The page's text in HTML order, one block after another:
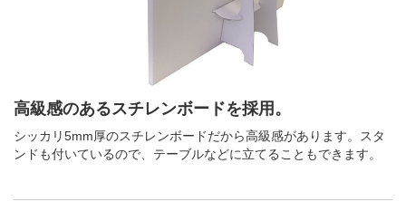
高級感のあるスチレンボードを採用。
シッカリ5mm厚のスチレンボードだから高級感があります。スタ
ンドも付いているので、テーブルなどに立てることもできます。